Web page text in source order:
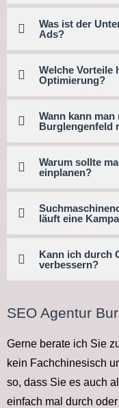
Was ist der
Ads?
Welche Vorteile
Optimierung?
Wann kann
Burglengenfeld
Warum sollte
einplanen?
läuft eine
Kann ich durch
verbessern?
SEO Agentur
Gerne berate ich Sie
kein Fachchinesisch
so, dass Sie es auch
einfach mal durch